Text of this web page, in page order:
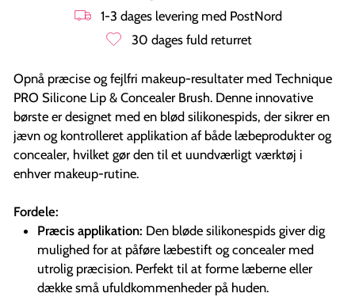
1-3 dages levering med PostNord
30 dages fuld returret
Opnå præcise og fejlfri makeup-resultater med Technique
PRO Silicone Lip & Concealer Brush. Denne innovative
børste er designet med en blød silikonespids, der sikrer en
jævn og kontrolleret applikation af både læbeprodukter og
concealer, hvilket gør den til et uundværligt værktøj i
enhver makeup-rutine.
Fordele:
Præcis applikation: Den bløde silikonespids giver dig
mulighed for at påføre læbestift og concealer med
utrolig præcision. Perfekt til at forme læberne eller
dække små ufuldkommenheder på huden.